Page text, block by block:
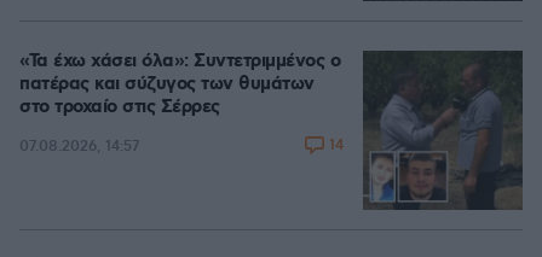
«Τα έχω χάσει όλα»: Συντετριμμένος ο
πατέρας και σύζυγος των θυμάτων
στο τροχαίο στις Σέρρες
07.08.2026, 14:57 14